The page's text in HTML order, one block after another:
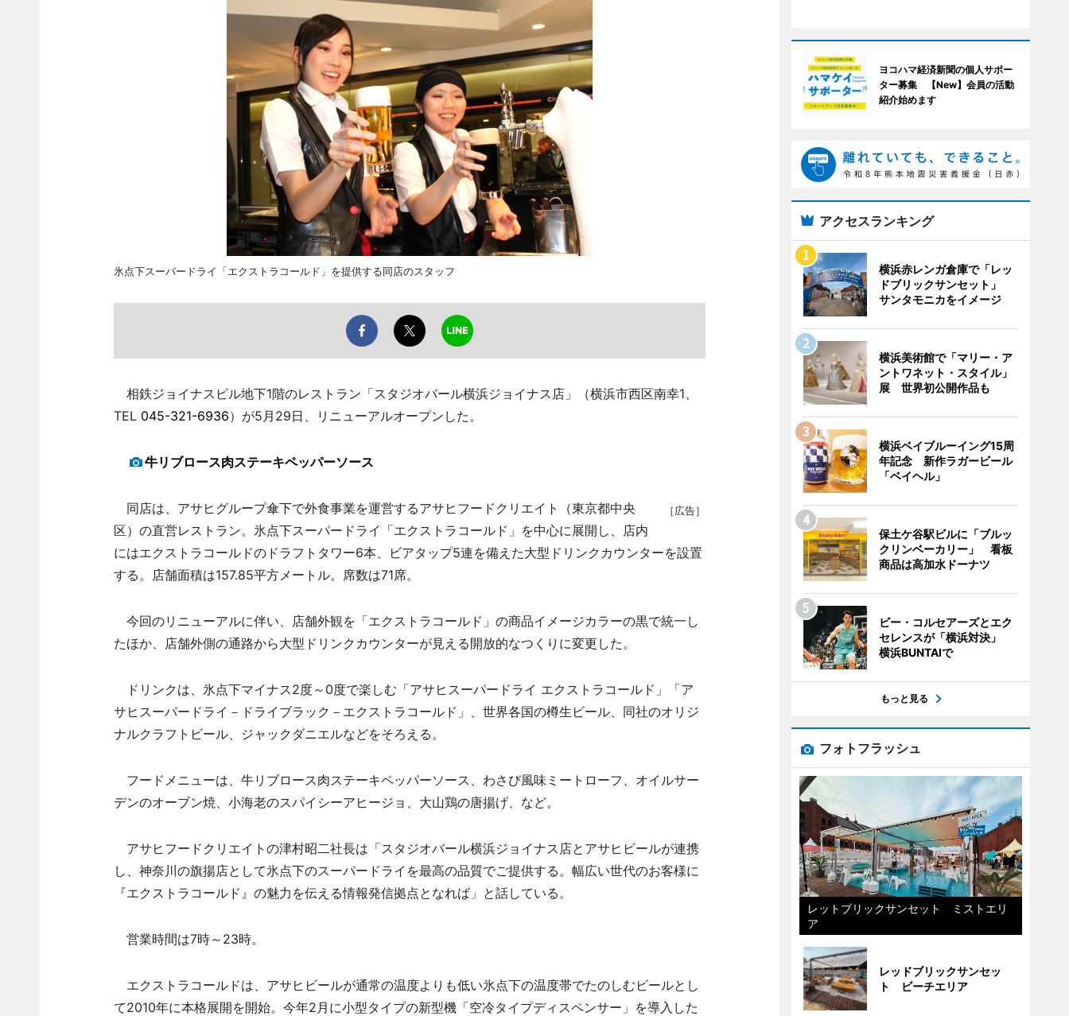
氷点下スーパードライ「エクストラコールド」を提供する同店のスタッフ
相鉄ジョイナスビル地下1階のレストラン「スタジオバール横浜ジョイナス店」（横浜市西区南幸1、
TEL 045-321-6936）が5月29日、リニューアルオープンした。
牛リブロース肉ステーキペッパーソース
［広告］
同店は、アサヒグループ傘下で外食事業を運営するアサヒフードクリエイト（東京都中央
区）の直営レストラン。氷点下スーパードライ「エクストラコールド」を中心に展開し、店内
にはエクストラコールドのドラフトタワー6本、ビアタップ5連を備えた大型ドリンクカウンターを設置
する。店舗面積は157.85平方メートル。席数は71席。
今回のリニューアルに伴い、店舗外観を「エクストラコールド」の商品イメージカラーの黒で統一し
たほか、店舗外側の通路から大型ドリンクカウンターが見える開放的なつくりに変更した。
ドリンクは、氷点下マイナス2度～0度で楽しむ「アサヒスーパードライ エクストラコールド」「ア
サヒスーパードライ－ドライブラック－エクストラコールド」、世界各国の樽生ビール、同社のオリジ
ナルクラフトビール、ジャックダニエルなどをそろえる。
フードメニューは、牛リブロース肉ステーキペッパーソース、わさび風味ミートローフ、オイルサー
デンのオーブン焼、小海老のスパイシーアヒージョ、大山鶏の唐揚げ、など。
アサヒフードクリエイトの津村昭二社長は「スタジオバール横浜ジョイナス店とアサヒビールが連携
し、神奈川の旗揚店として氷点下のスーパードライを最高の品質でご提供する。幅広い世代のお客様に
『エクストラコールド』の魅力を伝える情報発信拠点となれば」と話している。
営業時間は7時～23時。
エクストラコールドは、アサヒビールが通常の温度よりも低い氷点下の温度帯でたのしむビールとし
て2010年に本格展開を開始。今年2月に小型タイプの新型機「空冷タイプディスペンサー」を導入した
ヨコハマ経済新聞の個人サポー
ター募集 【New】会員の活動
紹介始めます
アクセスランキング
横浜赤レンガ倉庫で「レッ
ドブリックサンセット」
サンタモニカをイメージ
横浜美術館で「マリー・ア
ントワネット・スタイル」
展 世界初公開作品も
横浜ベイブルーイング15周
年記念 新作ラガービール
「ベイヘル」
保土ケ谷駅ビルに「ブルッ
クリンベーカリー」 看板
商品は高加水ドーナツ
ビー・コルセアーズとエク
セレンスが「横浜対決」
横浜BUNTAIで
もっと見る
フォトフラッシュ
レットブリックサンセット ミストエリ
ア
レッドブリックサンセッ
ト ビーチエリア